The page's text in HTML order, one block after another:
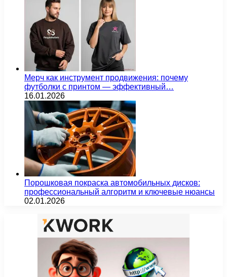
Мерч как инструмент продвижения: почему
футболки с принтом — эффективный…
16.01.2026
Порошковая покраска автомобильных дисков:
профессиональный алгоритм и ключевые нюансы
02.01.2026